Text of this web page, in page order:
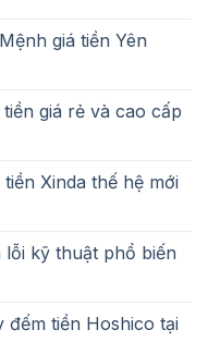
giá tiền Yên
giá rẻ và cao cấp
Xinda thế hệ mới
lỗi kỹ thuật phổ biến
đếm tiền Hoshico tại